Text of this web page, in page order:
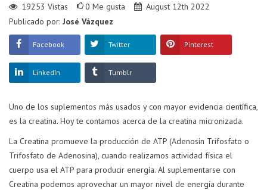
19253 Vistas 0 Me gusta
August 12th 2022
Publicado por: José Vázquez
Facebook Twitter Pinterest
LinkedIn Tumblr
Uno de los suplementos más usados y con mayor evidencia científica,
es la creatina. Hoy te contamos acerca de la creatina micronizada.
La Creatina promueve la producción de ATP (Adenosín Trifosfato o
Trifosfato de Adenosina), cuando realizamos actividad física el
cuerpo usa el ATP para producir energía. Al suplementarse con
Creatina podemos aprovechar un mayor nivel de energía durante